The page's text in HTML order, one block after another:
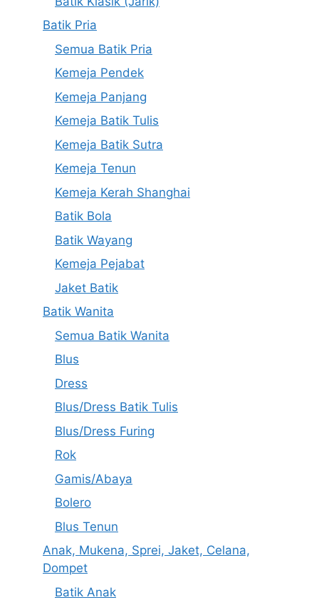
Batik Pria
Semua Batik Pria
Kemeja Pendek
Kemeja Panjang
Kemeja Batik Tulis
Kemeja Batik Sutra
Kemeja Tenun
Kemeja Kerah Shanghai
Batik Bola
Batik Wayang
Kemeja Pejabat
Jaket Batik
Batik Wanita
Semua Batik Wanita
Blus
Dress
Blus/Dress Batik Tulis
Blus/Dress Furing
Rok
Gamis/Abaya
Bolero
Blus Tenun
Anak, Mukena, Sprei, Jaket, Celana,
Dompet
Batik Anak